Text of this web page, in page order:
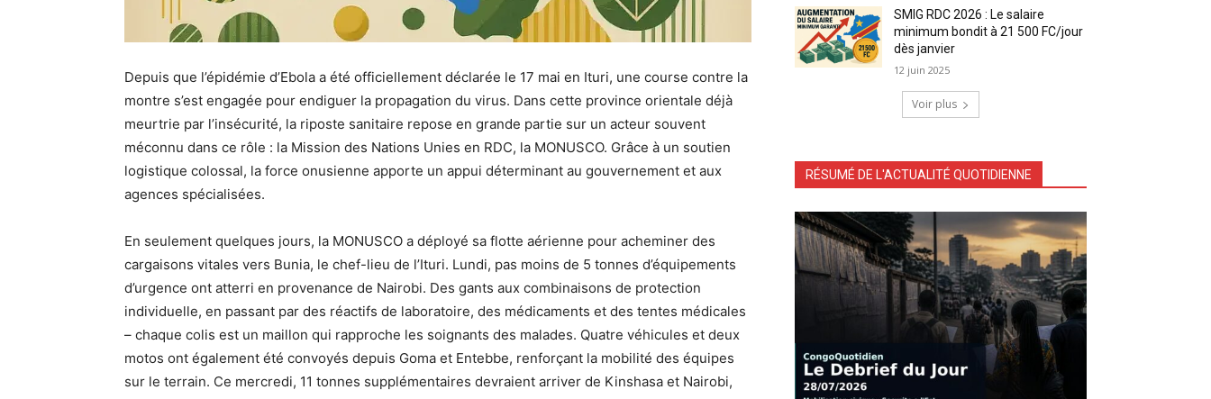
Depuis que l’épidémie d’Ebola a été officiellement déclarée le 17 mai en Ituri, une course contre la
montre s’est engagée pour endiguer la propagation du virus. Dans cette province orientale déjà
meurtrie par l’insécurité, la riposte sanitaire repose en grande partie sur un acteur souvent
méconnu dans ce rôle : la Mission des Nations Unies en RDC, la MONUSCO. Grâce à un soutien
logistique colossal, la force onusienne apporte un appui déterminant au gouvernement et aux
agences spécialisées.
En seulement quelques jours, la MONUSCO a déployé sa flotte aérienne pour acheminer des
cargaisons vitales vers Bunia, le chef-lieu de l’Ituri. Lundi, pas moins de 5 tonnes d’équipements
d’urgence ont atterri en provenance de Nairobi. Des gants aux combinaisons de protection
individuelle, en passant par des réactifs de laboratoire, des médicaments et des tentes médicales
– chaque colis est un maillon qui rapproche les soignants des malades. Quatre véhicules et deux
motos ont également été convoyés depuis Goma et Entebbe, renforçant la mobilité des équipes
sur le terrain. Ce mercredi, 11 tonnes supplémentaires devraient arriver de Kinshasa et Nairobi,
SMIG RDC 2026 : Le salaire
minimum bondit à 21 500 FC/jour
dès janvier
12 juin 2025
Voir plus
RÉSUMÉ DE L'ACTUALITÉ QUOTIDIENNE